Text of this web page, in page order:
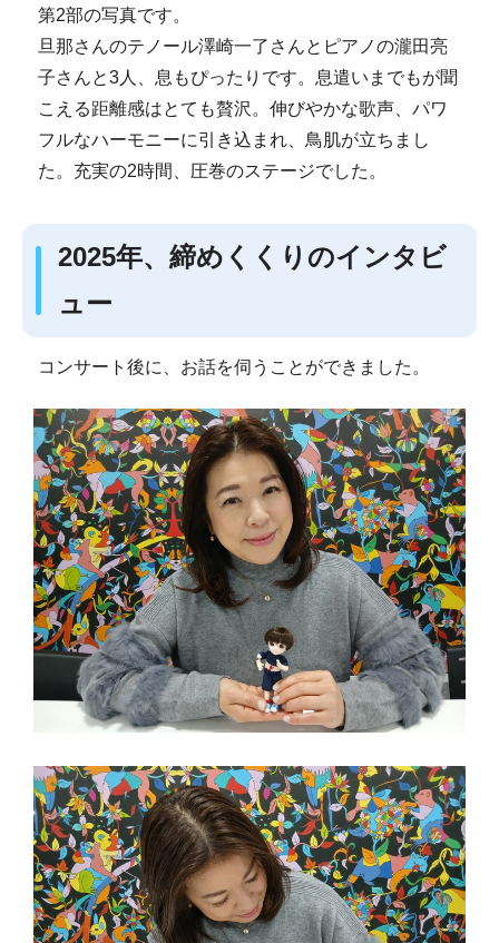
第2部の写真です。
旦那さんのテノール澤崎一了さんとピアノの瀧田亮
子さんと3人、息もぴったりです。息遣いまでもが聞
こえる距離感はとても贅沢。伸びやかな歌声、パワ
フルなハーモニーに引き込まれ、鳥肌が立ちまし
た。充実の2時間、圧巻のステージでした。
2025年、締めくくりのインタビ
ュー
コンサート後に、お話を伺うことができました。